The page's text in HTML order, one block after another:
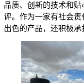
品质、创新的技术和
评。作为一家有社会
出色的产品，还积极承